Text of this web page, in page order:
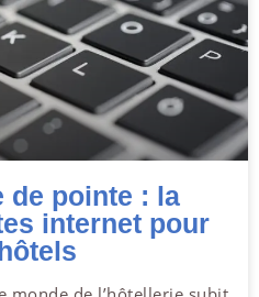
de pointe : la
internet pour